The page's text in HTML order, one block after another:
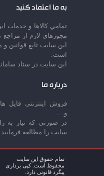
به ما اعتماد کنید
تمامي كالاها و خدمات
مجوزهاي لازم از
اين سايت تابع قوانين
است.
این سایت در ستاد
درباره ما
فروش اینترنتی فایل
و....
در صورتی که نیاز به
سایت را مطالعه فرمایید.
تمام حقوق این سایت
محفوظ است. کپی برداری
پیگرد قانونی دارد.